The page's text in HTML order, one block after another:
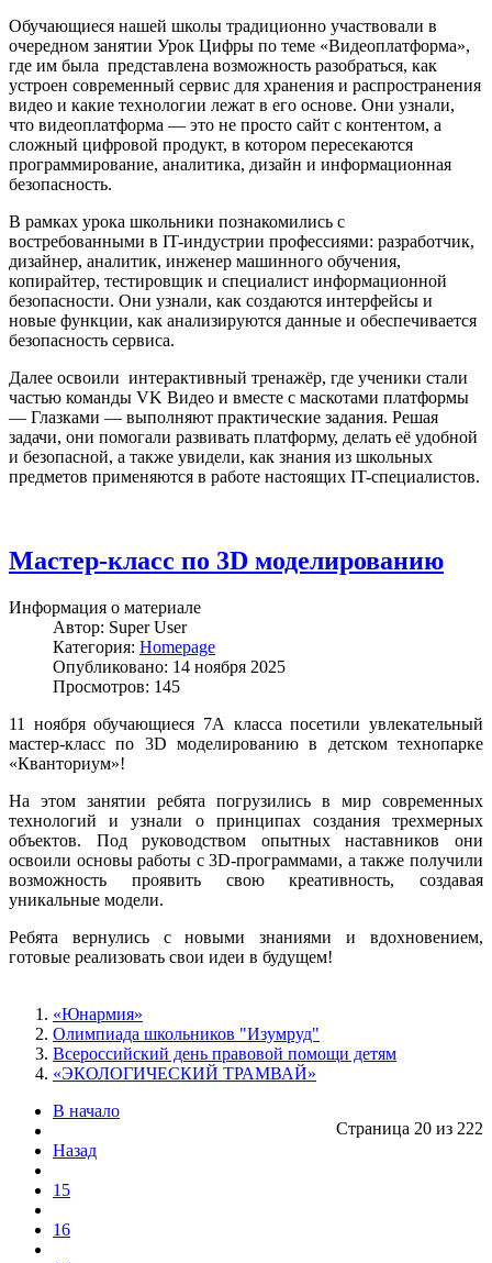
Обучающиеся нашей школы традиционно участвовали в
очередном занятии Урок Цифры по теме «Видеоплатформа»,
где им была представлена возможность разобраться, как
устроен современный сервис для хранения и распространения
видео и какие технологии лежат в его основе. Они узнали,
что видеоплатформа — это не просто сайт с контентом, а
сложный цифровой продукт, в котором пересекаются
программирование, аналитика, дизайн и информационная
безопасность.
В рамках урока школьники познакомились с
востребованными в IT-индустрии профессиями: разработчик,
дизайнер, аналитик, инженер машинного обучения,
копирайтер, тестировщик и специалист информационной
безопасности. Они узнали, как создаются интерфейсы и
новые функции, как анализируются данные и обеспечивается
безопасность сервиса.
Далее освоили интерактивный тренажёр, где ученики стали
частью команды VK Видео и вместе с маскотами платформы
— Глазками — выполняют практические задания. Решая
задачи, они помогали развивать платформу, делать её удобной
и безопасной, а также увидели, как знания из школьных
предметов применяются в работе настоящих IT-специалистов.
Мастер-класс по 3D моделированию
Информация о материале
Автор: Super User
Категория: Homepage
Опубликовано: 14 ноября 2025
Просмотров: 145
11 ноября обучающиеся 7А класса посетили увлекательный
мастер-класс по 3D моделированию в детском технопарке
«Кванториум»!
На этом занятии ребята погрузились в мир современных
технологий и узнали о принципах создания трехмерных
объектов. Под руководством опытных наставников они
освоили основы работы с 3D-программами, а также получили
возможность проявить свою креативность, создавая
уникальные модели.
Ребята вернулись с новыми знаниями и вдохновением,
готовые реализовать свои идеи в будущем!
«Юнармия»
Олимпиада школьников "Изумруд"
Всероссийский день правовой помощи детям
«ЭКОЛОГИЧЕСКИЙ ТРАМВАЙ»
Страница 20 из 222
В начало
Назад
15
16